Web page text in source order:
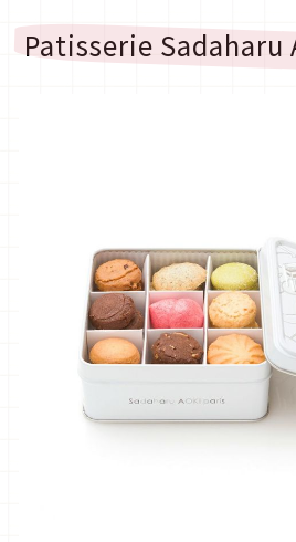
Patisserie Sadaharu